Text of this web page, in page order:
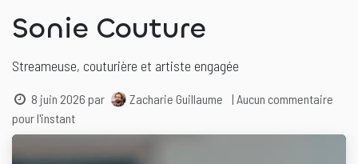
Sonie Couture
Streameuse, couturière et artiste engagée
8 juin 2026 par Zacharie Guillaume
| Aucun commentaire
pour l'instant